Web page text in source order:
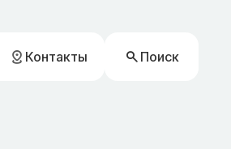
Контакты Поиск